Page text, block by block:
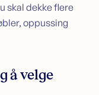
skal dekke flere
oppussing
å velge